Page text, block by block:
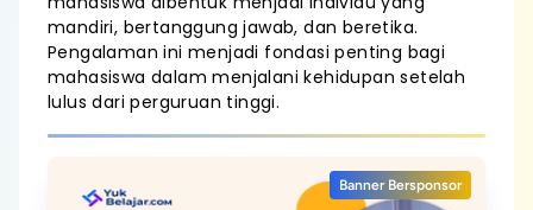
mandiri, bertanggung jawab, dan beretika.
Pengalaman ini menjadi fondasi penting bagi
mahasiswa dalam menjalani kehidupan setelah
lulus dari perguruan tinggi.
Banner Bersponsor